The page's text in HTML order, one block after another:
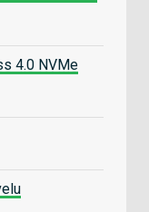
4.0 NVMe